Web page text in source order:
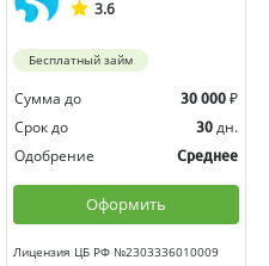
3.6
Бесплатный займ
Сумма до 30 000 ₽
Срок до
30 дн.
Одобрение
Среднее
Оформить
Лицензия ЦБ РФ №2303336010009